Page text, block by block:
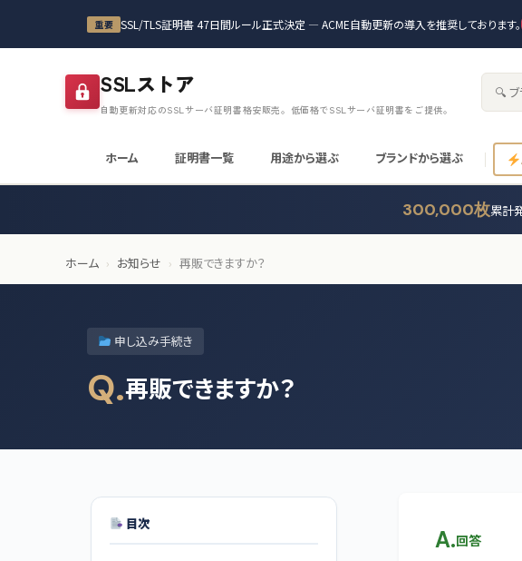
重要 SSL/TLS証明書 47日間ルール正式決定 — ACME自動更新の導入を推奨しております。
SSLストア
自動更新対応のSSLサーバ証明書格安販売。低価格でSSLサーバ証明書をご提供。 サイ
ホーム 証明書一覧 用途から選ぶ ブランドから選ぶ
300,000枚累計
ホーム › お知らせ › 再販できますか？
申し込み手続き
Q.再販できますか？
目次
A.回答